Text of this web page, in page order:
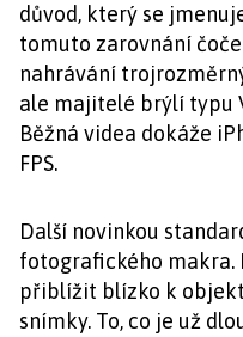
důvod, který se
tomuto zarovnání
nahrávání
ale majitelé brýlí typu
Běžná videa dokáže
FPS.
Další novinkou
fotografického makra.
přiblížit blízko k
snímky. To, co je už